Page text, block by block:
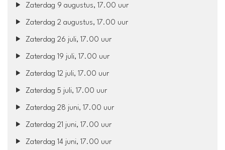
Zaterdag 9 augustus, 17.00 uur
Zaterdag 2 augustus, 17.00 uur
Zaterdag 26 juli, 17.00 uur
Zaterdag 19 juli, 17.00 uur
Zaterdag 12 juli, 17.00 uur
Zaterdag 5 juli, 17.00 uur
Zaterdag 28 juni, 17.00 uur
Zaterdag 21 juni, 17.00 uur
Zaterdag 14 juni, 17.00 uur